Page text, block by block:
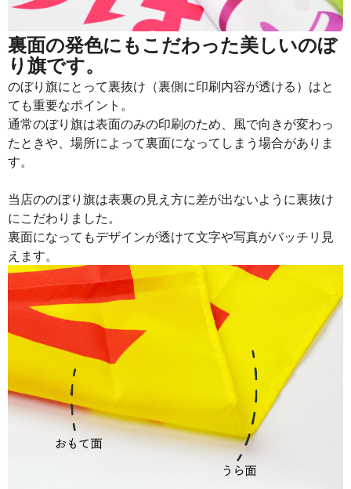
裏面の発色にもこだわった美しいのぼ
り旗です。
のぼり旗にとって裏抜け（裏側に印刷内容が透ける）はと
ても重要なポイント。
通常のぼり旗は表面のみの印刷のため、風で向きが変わっ
たときや、場所によって裏面になってしまう場合がありま
す。
当店ののぼり旗は表裏の見え方に差が出ないように裏抜け
にこだわりました。
裏面になってもデザインが透けて文字や写真がバッチリ見
えます。